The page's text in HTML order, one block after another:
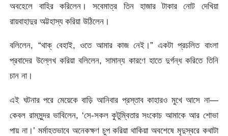
অবহেলে বাহির করিলেন। সবেমাত্র তিন হাজার টাকার নোট দেখিয়া
রায়বাহাদুর অট্টহাস্য করিয়া উঠিলেন।
বলিলেন, “থাক্ বেহাই, ওতে আমার কাজ নেই।” একটা প্রচলিত বাংলা
প্রবাদের উল্লেখ করিয়া বলিলেন, সামান্য কারণে হাতে দুর্গন্ধ করিতে তিনি
চান না।
এই ঘটনার পরে মেয়েকে বাড়ি আনিবার প্রস্তাব কাহারও মুখে আসে না—
কেবল রামসুন্দর ভাবিলেন, ‘সে-সকল কুটুম্বিতার সংকোচ আমাকে আর শোভা
পায় না।’ মর্মাহতভাবে অনেকক্ষণ চুপ করিয়া থাকিয়া অবশেষে মৃদুস্বরে কথাটা